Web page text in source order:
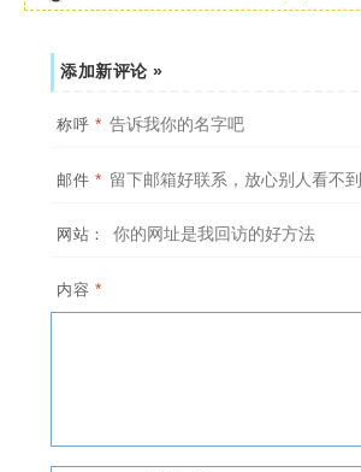
添加新评论 »
称呼 *
邮件 *
网站：
内容 *